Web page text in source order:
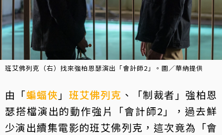
班艾佛列克（右）找來強柏恩瑟演出「會計師2」。圖／華納提供
由「蝙蝠俠 」 班艾佛列克 、「制裁者」強柏恩
瑟搭檔演出的動作強片「會計師2」，過去鮮
少演出續集電影的班艾佛列克，這次竟為「會